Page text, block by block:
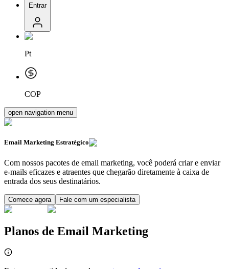
Entrar
Pt
COP
open navigation menu
Email Marketing Estratégico
Com nossos pacotes de email marketing, você poderá criar e enviar
e-mails eficazes e atraentes que chegarão diretamente à caixa de
entrada dos seus destinatários.
Comece agora Fale com um especialista
Planos de Email Marketing